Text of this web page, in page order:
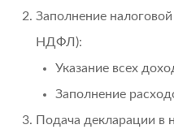
Заполнение
НДФЛ):
Указание всех
Заполнение
Подача декларации в